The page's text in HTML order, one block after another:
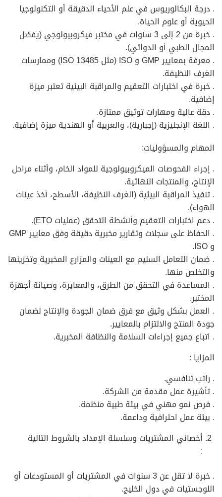
. درجة البكالوريوس في علم الأحياء الدقيقة أو التكنولوجيا
الحيوية أو علوم الحياة.
. خبرة من 2 إلى 3 سنوات في مختبر ميكروبيولوجي (يفضل
المجال الطبي أو الدوائي).
. معرفة بمعايير GMP و ISO (مثل ISO 13485) وممارسات
الغرف النظيفة.
. خبرة في اختبارات التعقيم والمراقبة البيئية تعتبر ميزة
إضافية.
. دقة عالية ومهارات توثيق ممتازة.
. اللغة الإنجليزية (إجبارية)، والعربية أو الهندية ميزة إضافية.
المهام والمسؤوليات:
. إجراء الفحوصات الميكروبيولوجية للمواد الخام، وأثناء مراحل
الإنتاج، والمنتجات النهائية.
. تنفيذ المراقبة البيئية (الغرف النظيفة، الأسطح، أخذ عينات
الهواء).
. دعم اختبارات التعقيم وأنشطة التحقق (عمليات ETO).
. الحفاظ على سجلات وتقارير مخبرية دقيقة وفق معايير GMP
و ISO.
. ضمان التعامل السليم مع العينات والمزارع المخبرية وتخزينها
والتخلص منها.
. المساعدة في التحقق من الطرق، والمعايرة، وصيانة أجهزة
المختبر.
. العمل بشكل وثيق مع فرق ضمان الجودة والإنتاج لضمان
جودة المنتج والالتزام بالمعايير.
. اتباع جميع إجراءات السلامة والنظافة المخبرية.
المزايا :
. راتب تنافسي.
. تأشيرة عمل مقدمة من الشركة.
. فرص نمو مهني في بيئة طبية منظمة.
. بيئة عمل احترافية وداعمة.
أخصائي المشتريات وسلسلة الإمداد بالشروط التالية
:
. خبرة لا تقل عن 3 سنوات في المشتريات أو المستودعات أو
اللوجستيات في دول الخليج.